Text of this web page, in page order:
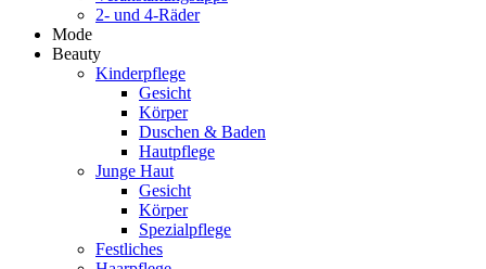
2- und 4-Räder
Mode
Beauty
Kinderpflege
Gesicht
Körper
Duschen & Baden
Hautpflege
Junge Haut
Gesicht
Körper
Spezialpflege
Festliches